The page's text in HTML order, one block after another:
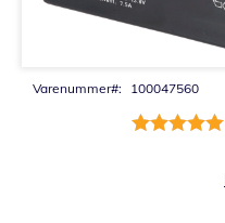
Varenummer 100047560
Bedømmelse: